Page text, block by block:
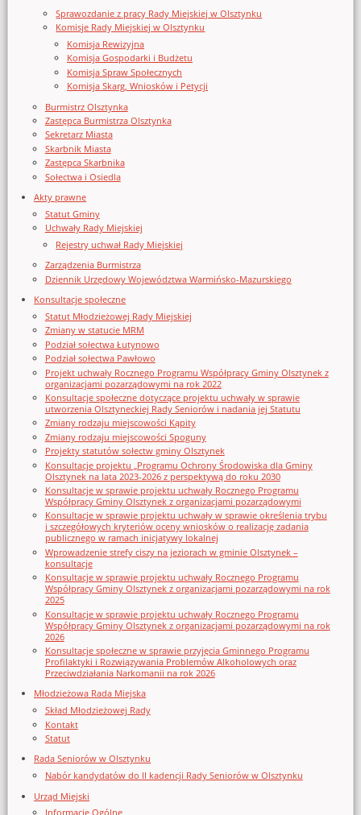
Sprawozdanie z pracy Rady Miejskiej w Olsztynku
Komisje Rady Miejskiej w Olsztynku
Komisja Rewizyjna
Komisja Gospodarki i Budżetu
Komisja Spraw Społecznych
Komisja Skarg, Wniosków i Petycji
Burmistrz Olsztynka
Zastępca Burmistrza Olsztynka
Sekretarz Miasta
Skarbnik Miasta
Zastępca Skarbnika
Sołectwa i Osiedla
Akty prawne
Statut Gminy
Uchwały Rady Miejskiej
Rejestry uchwał Rady Miejskiej
Zarządzenia Burmistrza
Dziennik Urzędowy Województwa Warmińsko-Mazurskiego
Konsultacje społeczne
Statut Młodzieżowej Rady Miejskiej
Zmiany w statucie MRM
Podział sołectwa Łutynowo
Podział sołectwa Pawłowo
Projekt uchwały Rocznego Programu Współpracy Gminy Olsztynek z
organizacjami pozarządowymi na rok 2022
Konsultacje społeczne dotyczące projektu uchwały w sprawie
utworzenia Olsztyneckiej Rady Seniorów i nadania jej Statutu
Zmiany rodzaju miejscowości Kąpity
Zmiany rodzaju miejscowości Spoguny
Projekty statutów sołectw gminy Olsztynek
Konsultacje projektu „Programu Ochrony Środowiska dla Gminy
Olsztynek na lata 2023-2026 z perspektywą do roku 2030
Konsultacje w sprawie projektu uchwały Rocznego Programu
Współpracy Gminy Olsztynek z organizacjami pozarządowymi
Konsultacje w sprawie projektu uchwały w sprawie określenia trybu
i szczegółowych kryteriów oceny wniosków o realizację zadania
publicznego w ramach inicjatywy lokalnej
Wprowadzenie strefy ciszy na jeziorach w gminie Olsztynek –
konsultacje
Konsultacje w sprawie projektu uchwały Rocznego Programu
Współpracy Gminy Olsztynek z organizacjami pozarządowymi na rok
2025
Konsultacje w sprawie projektu uchwały Rocznego Programu
Współpracy Gminy Olsztynek z organizacjami pozarządowymi na rok
2026
Konsultacje społeczne w sprawie przyjęcia Gminnego Programu
Profilaktyki i Rozwiązywania Problemów Alkoholowych oraz
Przeciwdziałania Narkomanii na rok 2026
Młodzieżowa Rada Miejska
Skład Młodzieżowej Rady
Kontakt
Statut
Rada Seniorów w Olsztynku
Nabór kandydatów do II kadencji Rady Seniorów w Olsztynku
Urząd Miejski
Informacje Ogólne